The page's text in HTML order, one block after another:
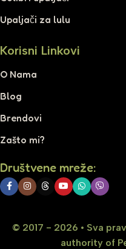
Upaljači za lulu
Korisni Linkovi
O Nama
Blog
Brendovi
Zašto mi?
Društvene mreže:
© 2017 - 2026 • Sva
authority of